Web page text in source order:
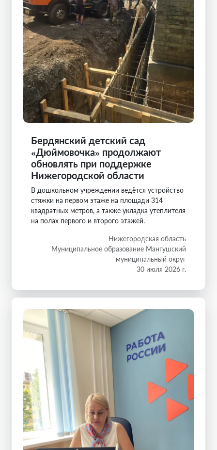
Бердянский детский сад
«Дюймовочка» продолжают
обновлять при поддержке
Нижегородской области
В дошкольном учреждении ведётся устройство
стяжки на первом этаже на площади 314
квадратных метров, а также укладка утеплителя
на полах первого и второго этажей.
Нижегородская область
Муниципальное образование Мангушский
муниципальный округ
30 июля 2026 г.